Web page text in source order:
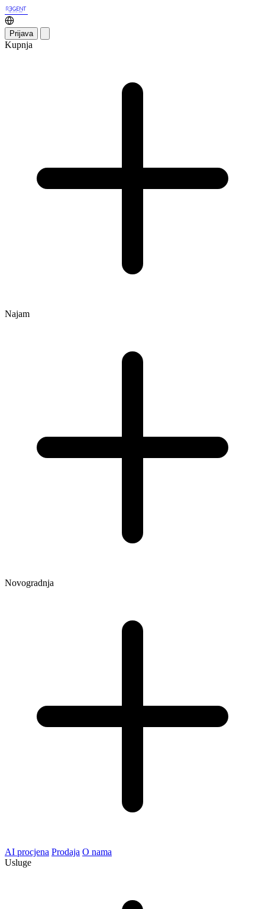
Prijava
Kupnja
Najam
Novogradnja
AI procjena Prodaja O nama
Usluge